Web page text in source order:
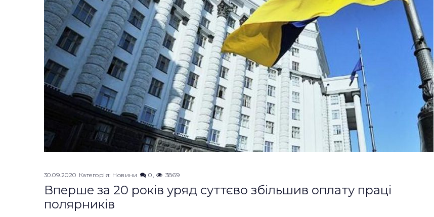
30.09.2020 Категорія: Новини 0 3869
Вперше за 20 років уряд суттєво збільшив оплату праці
полярників